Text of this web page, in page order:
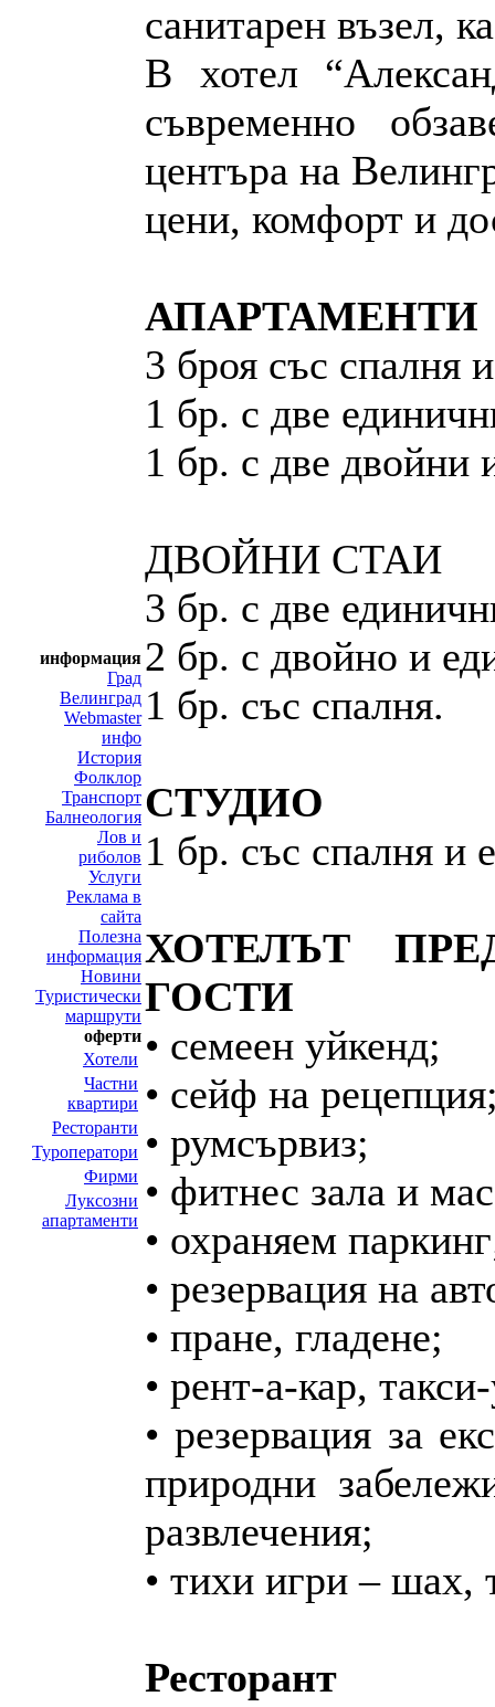
информация
Град
Велинград
Webmaster
инфо
История
Фолклор
Транспорт
Балнеология
Лов и
риболов
Услуги
Реклама в
сайта
Полезна
информация
Новини
Туристически
маршрути
оферти
Хотели
Частни
квартири
Ресторанти
Туроператори
Фирми
Луксозни
апартаменти
санитарен възел,
В хотел
съвременно
центъра на
цени, комфорт и
АПАРТАМЕНТИ
3 броя със спалня
1 бр. с две
1 бр. с две двойни
ДВОЙНИ СТАИ
3 бр. с две
2 бр. с двойно и
1 бр. със спалня.
СТУДИО
1 бр. със спалня и
ХОТЕЛЪТ
ГОСТИ
• семеен уйкенд;
• сейф на
• румсървиз;
• фитнес зала и
• охраняем
• резервация на
• пране, гладене;
• рент-а-кар,
• резервация за
природни
развлечения;
• тихи игри – шах,
Ресторант